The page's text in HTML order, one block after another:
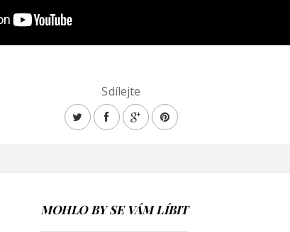
Sdílejte
MOHLO BY SE VÁM LÍBIT